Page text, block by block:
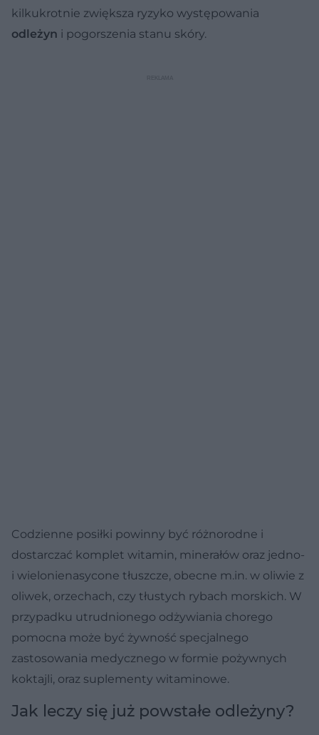
kilkukrotnie zwiększa ryzyko występowania
odleżyn i pogorszenia stanu skóry.
Codzienne posiłki powinny być różnorodne i
dostarczać komplet witamin, minerałów oraz jedno-
i wielonienasycone tłuszcze, obecne m.in. w oliwie z
oliwek, orzechach, czy tłustych rybach morskich. W
przypadku utrudnionego odżywiania chorego
pomocna może być żywność specjalnego
zastosowania medycznego w formie pożywnych
koktajli, oraz suplementy witaminowe.
Jak leczy się już powstałe odleżyny?